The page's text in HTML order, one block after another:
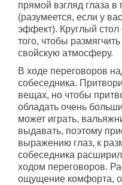
прямой взгляд глаза
(разумеется, если у
эффект). Круглый
того, чтобы
свойскую атмосферу.
В ходе переговоров
собеседника.
вещах, но чтобы
обладать очень
может играть,
выдавать, поэтому
выражению глаз, к
собеседника
ходом переговоров.
ощущение комфорта,